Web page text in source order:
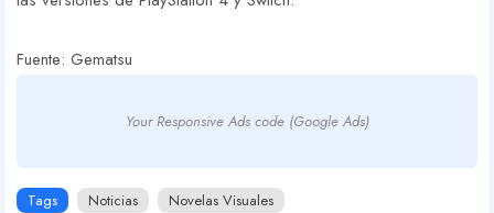
Fuente: Gematsu
Your Responsive Ads code (Google Ads)
Tags Noticias Novelas Visuales